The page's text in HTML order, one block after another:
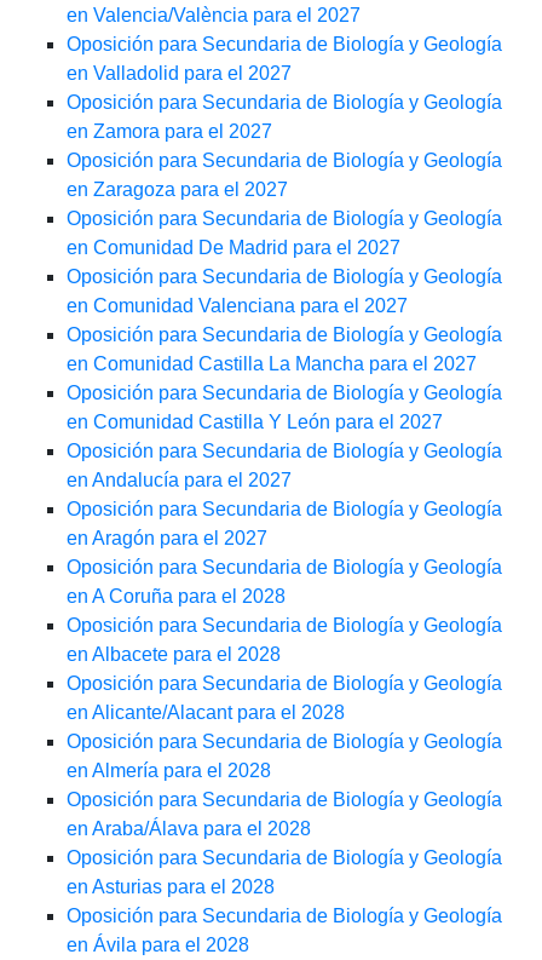
en Valencia/València para el 2027
Oposición para Secundaria de Biología y Geología
en Valladolid para el 2027
Oposición para Secundaria de Biología y Geología
en Zamora para el 2027
Oposición para Secundaria de Biología y Geología
en Zaragoza para el 2027
Oposición para Secundaria de Biología y Geología
en Comunidad De Madrid para el 2027
Oposición para Secundaria de Biología y Geología
en Comunidad Valenciana para el 2027
Oposición para Secundaria de Biología y Geología
en Comunidad Castilla La Mancha para el 2027
Oposición para Secundaria de Biología y Geología
en Comunidad Castilla Y León para el 2027
Oposición para Secundaria de Biología y Geología
en Andalucía para el 2027
Oposición para Secundaria de Biología y Geología
en Aragón para el 2027
Oposición para Secundaria de Biología y Geología
en A Coruña para el 2028
Oposición para Secundaria de Biología y Geología
en Albacete para el 2028
Oposición para Secundaria de Biología y Geología
en Alicante/Alacant para el 2028
Oposición para Secundaria de Biología y Geología
en Almería para el 2028
Oposición para Secundaria de Biología y Geología
en Araba/Álava para el 2028
Oposición para Secundaria de Biología y Geología
en Asturias para el 2028
Oposición para Secundaria de Biología y Geología
en Ávila para el 2028